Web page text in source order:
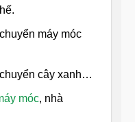
máy móc
cây xanh…
móc, nhà